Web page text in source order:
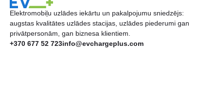
Elektromobiļu uzlādes iekārtu un pakalpojumu sniedzējs:
augstas kvalitātes uzlādes stacijas, uzlādes piederumi gan
privātpersonām, gan biznesa klientiem.
+370 677 52 723info@evchargeplus.com